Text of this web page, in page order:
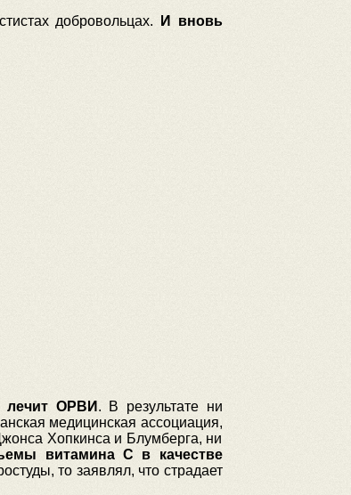
добровольцах.
И вновь
лечит ОРВИ . В результате ни
медицинская ассоциация,
Хопкинса и Блумберга, ни
витамина С в качестве
то заявлял, что страдает